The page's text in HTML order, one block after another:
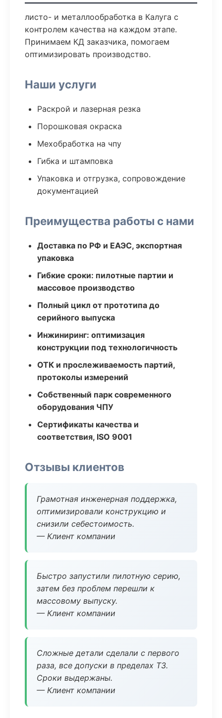
листо- и металлообработка в Калуга с
контролем качества на каждом этапе.
Принимаем КД заказчика, помогаем
оптимизировать производство.
Наши услуги
Раскрой и лазерная резка
Порошковая окраска
Мехобработка на чпу
Гибка и штамповка
Упаковка и отгрузка, сопровождение
документацией
Преимущества работы с нами
Доставка по РФ и ЕАЭС, экспортная
упаковка
Гибкие сроки: пилотные партии и
массовое производство
Полный цикл от прототипа до
серийного выпуска
Инжиниринг: оптимизация
конструкции под технологичность
ОТК и прослеживаемость партий,
протоколы измерений
Собственный парк современного
оборудования ЧПУ
Сертификаты качества и
соответствия, ISO 9001
Отзывы клиентов
Грамотная инженерная поддержка,
оптимизировали конструкцию и
снизили себестоимость.
— Клиент компании
Быстро запустили пилотную серию,
затем без проблем перешли к
массовому выпуску.
— Клиент компании
Сложные детали сделали с первого
раза, все допуски в пределах ТЗ.
Сроки выдержаны.
— Клиент компании